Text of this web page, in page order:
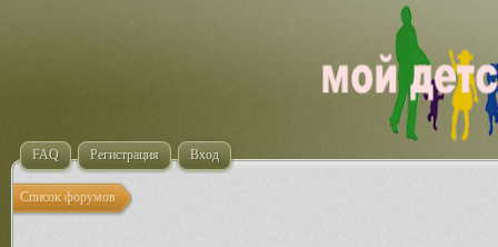
FAQ Регистрация Вход
Список форумов